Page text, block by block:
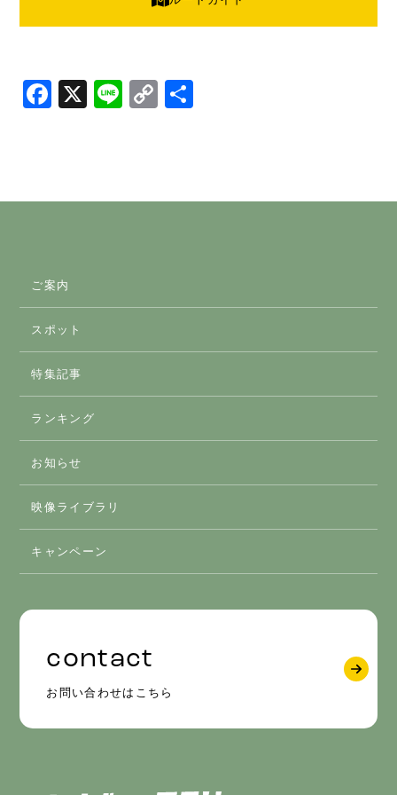
Facebook
X LineCopy
ご案内
スマートICのご案内
スポット
おすすめスポット
アクティビティ
体験
グルメ
特集記事
ランキング
お知らせ
映像ライブラリ
キャンペーン
contact
お問い合わせはこちら